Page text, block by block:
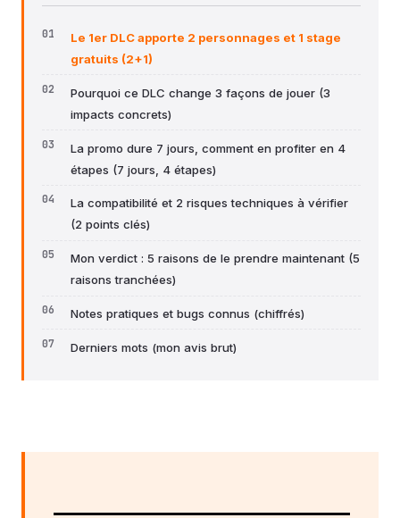
Le 1er DLC apporte 2 personnages et 1 stage
gratuits (2+1)
Pourquoi ce DLC change 3 façons de jouer (3
impacts concrets)
La promo dure 7 jours, comment en profiter en 4
étapes (7 jours, 4 étapes)
La compatibilité et 2 risques techniques à vérifier
(2 points clés)
Mon verdict : 5 raisons de le prendre maintenant (5
raisons tranchées)
Notes pratiques et bugs connus (chiffrés)
Derniers mots (mon avis brut)